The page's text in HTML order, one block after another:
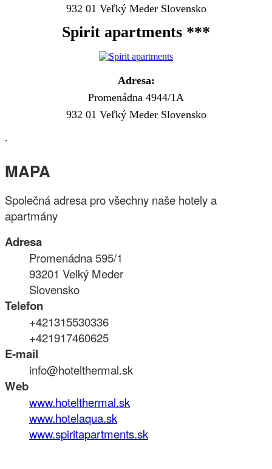
932 01 Veľký Meder Slovensko
Spirit apartments ***
Adresa:
Promenádna 4944/1A
932 01 Veľký Meder Slovensko
.
MAPA
Společná adresa pro všechny naše hotely a
apartmány
Adresa
Promenádna 595/1
93201 Velký Meder
Slovensko
Telefon
+421315530336
+421917460625
E-mail
info@hotelthermal.sk
Web
www.hotelthermal.sk
www.hotelaqua.sk
www.spiritapartments.sk